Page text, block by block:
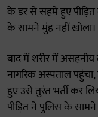
के डर से सहमे हुए
के सामने मुंह नहीं खोला।
बाद में शरीर में
नागरिक अस्पताल
हुए उसे तुरंत भर्ती कर
पीड़ित ने पुलिस के सामने